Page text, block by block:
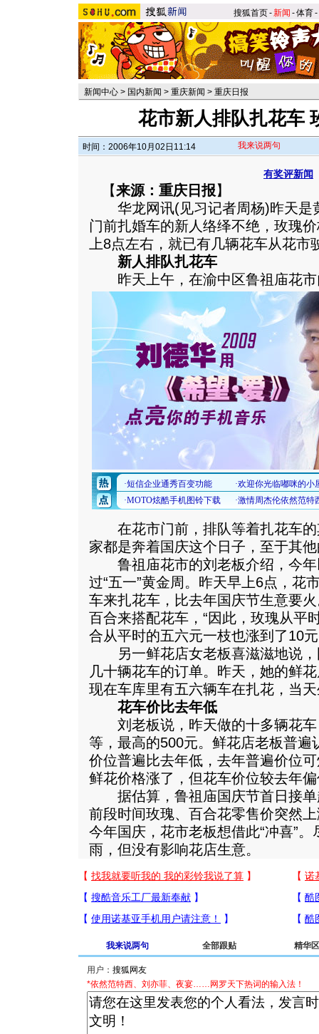
搜狐首页-新闻 -体育-
新闻中心 > 国内新闻 > 重庆新闻 > 重庆日报
花市新人排队扎花车
时间：2006年10月02日11:14 我来说两句
有奖评新闻
【来源：重庆日报】
华龙网讯(见习记者周杨)昨天是
门前扎婚车的新人络绎不绝，玫瑰
上8点左右，就已有几辆花车从花
新人排队扎花车
昨天上午，在渝中区鲁祖庙花市
在花市门前，排队等着扎花车的
家都是奔着国庆这个日子，至于其
鲁祖庙花市的刘老板介绍，今年
过“五一”黄金周。昨天早上6点，花
车来扎花车，比去年国庆节生意要
百合来搭配花车，“因此，玫瑰从平
合从平时的五六元一枝也涨到了10
另一鲜花店女老板喜滋滋地说，
几十辆花车的订单。昨天，她的鲜
现在车库里有五六辆车在扎花，当
花车价比去年低
刘老板说，昨天做的十多辆花车
等，最高的500元。鲜花店老板普遍
价位普遍比去年低，去年普遍价位
鲜花价格涨了，但花车价位较去年
据估算，鲁祖庙国庆节首日接单
前段时间玫瑰、百合花零售价突然
今年国庆，花市老板想借此“冲喜”
雨，但没有影响花店生意。
我来说两句 全部跟贴 精华区
用户：
*依然范特西、刘亦菲、夜宴……网罗天下热词的输入法！